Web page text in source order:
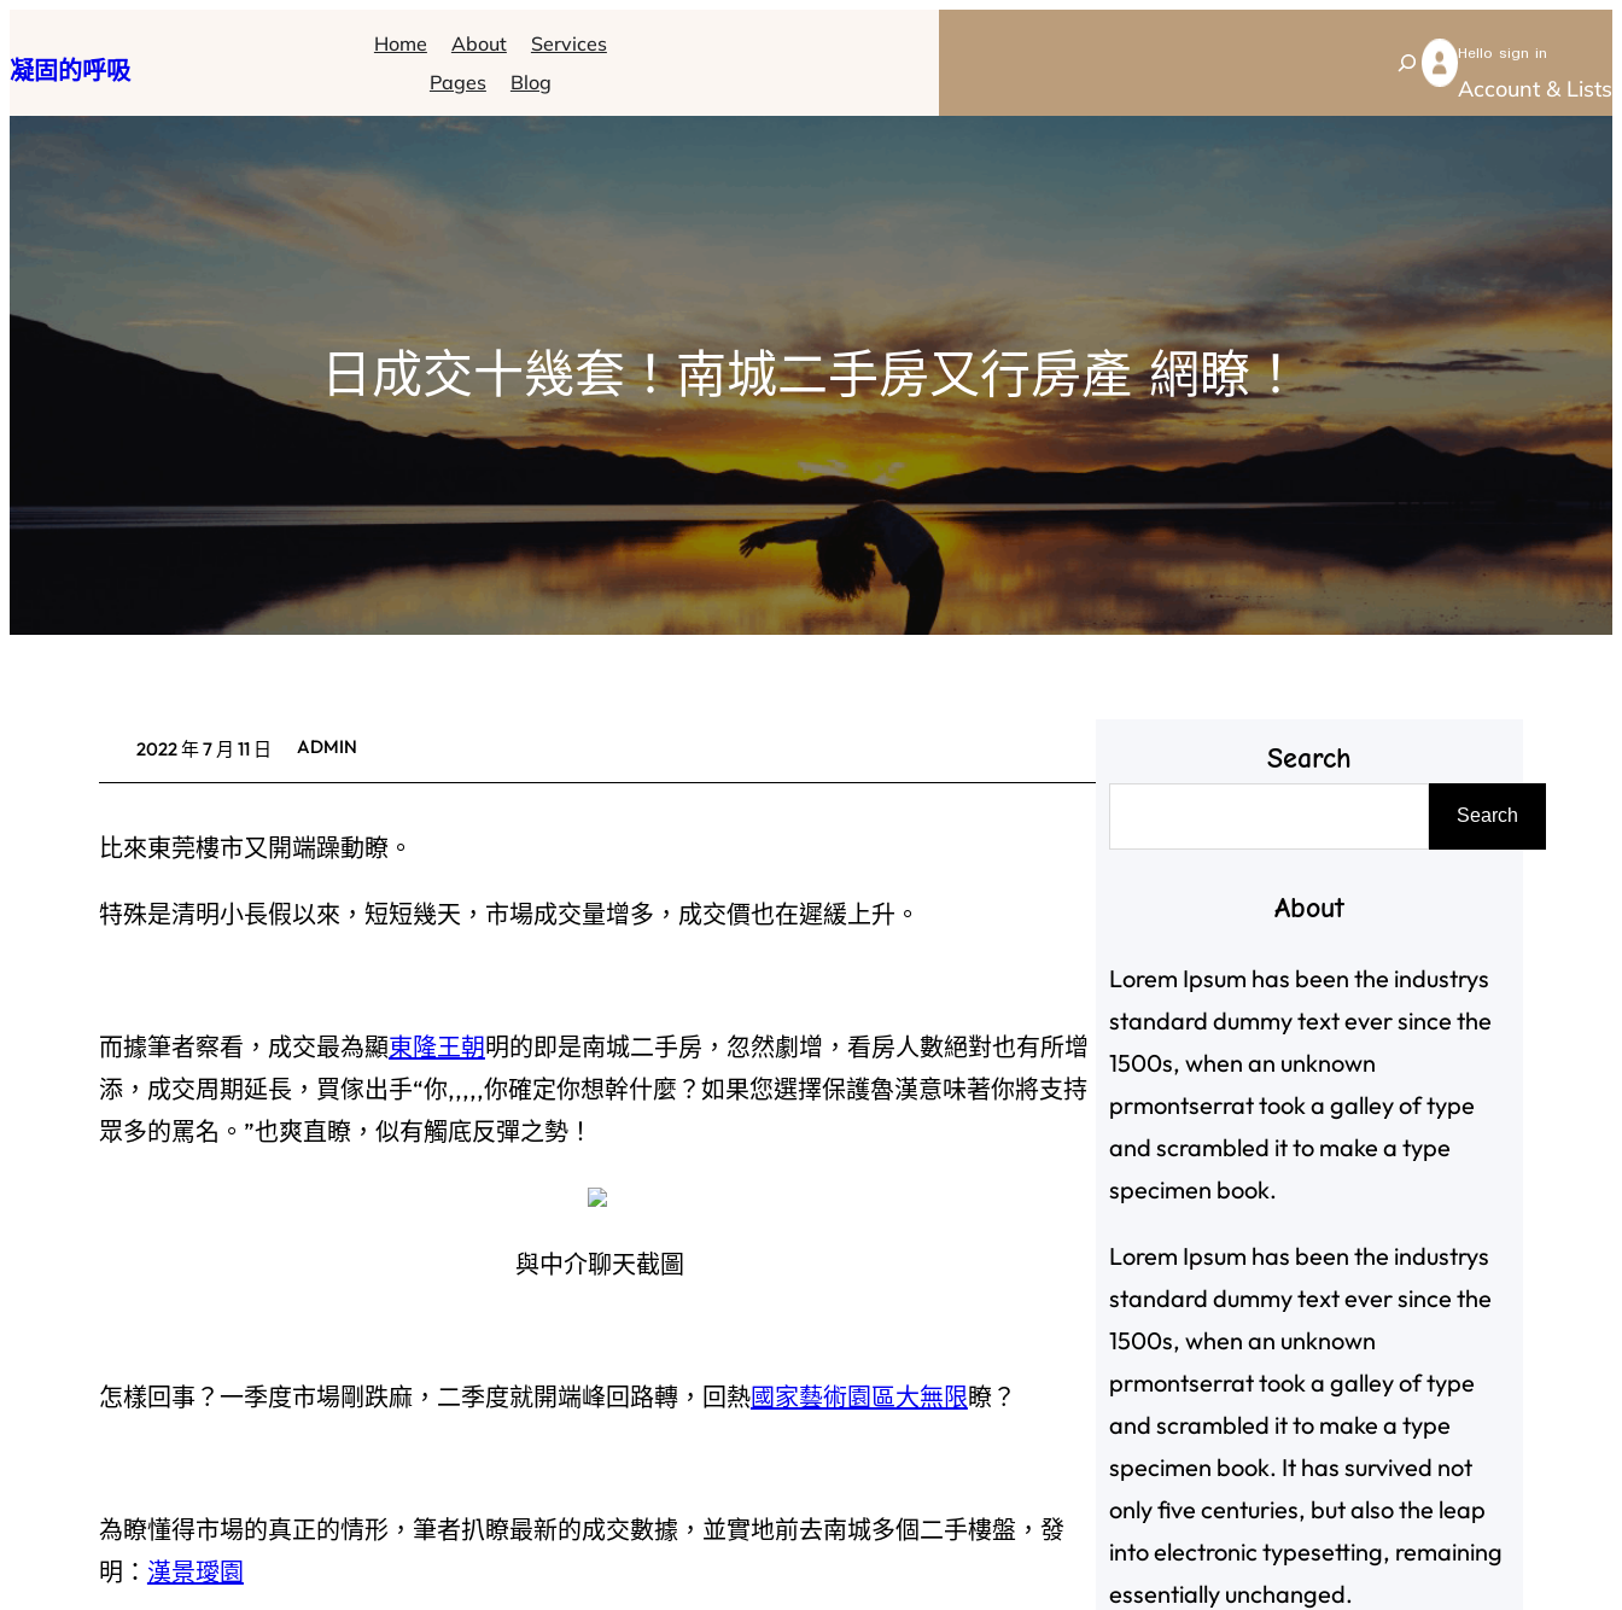
至
主
凝固的呼吸
Home About
Services
Pages
Blog
S
e
Hello sign in
Account & Lists
日成交十幾套！南城二手房又行房產 網瞭！
2022 年 7 月 11 日 ADMIN
比來東莞樓市又開端躁動瞭。
特殊是清明小長假以來，短短幾天，市場成交量增多，成交價也在遲緩上升。
而據筆者察看，成交最為顯東隆王朝明的即是南城二手房，忽然劇增，看房人數絕對也有所增
添，成交周期延長，買傢出手“你,,,,,你確定你想幹什麼？如果您選擇保護魯漢意味著你將支持
眾多的罵名。”也爽直瞭，似有觸底反彈之勢！
與中介聊天截圖
怎樣回事？一季度市場剛跌麻，二季度就開端峰回路轉，回熱國家藝術園區大無限瞭？
為瞭懂得市場的真正的情形，筆者扒瞭最新的成交數據，並實地前去南城多個二手樓盤，發
明： 漢景璦園
Search
尋
Search
About
Lorem Ipsum has been the industrys
standard dummy text ever since the
1500s, when an unknown
prmontserrat took a galley of type
and scrambled it to make a type
specimen book.
Lorem Ipsum has been the industrys
standard dummy text ever since the
1500s, when an unknown
prmontserrat took a galley of type
and scrambled it to make a type
specimen book. It has survived not
only five centuries, but also the leap
into electronic typesetting, remaining
essentially unchanged.